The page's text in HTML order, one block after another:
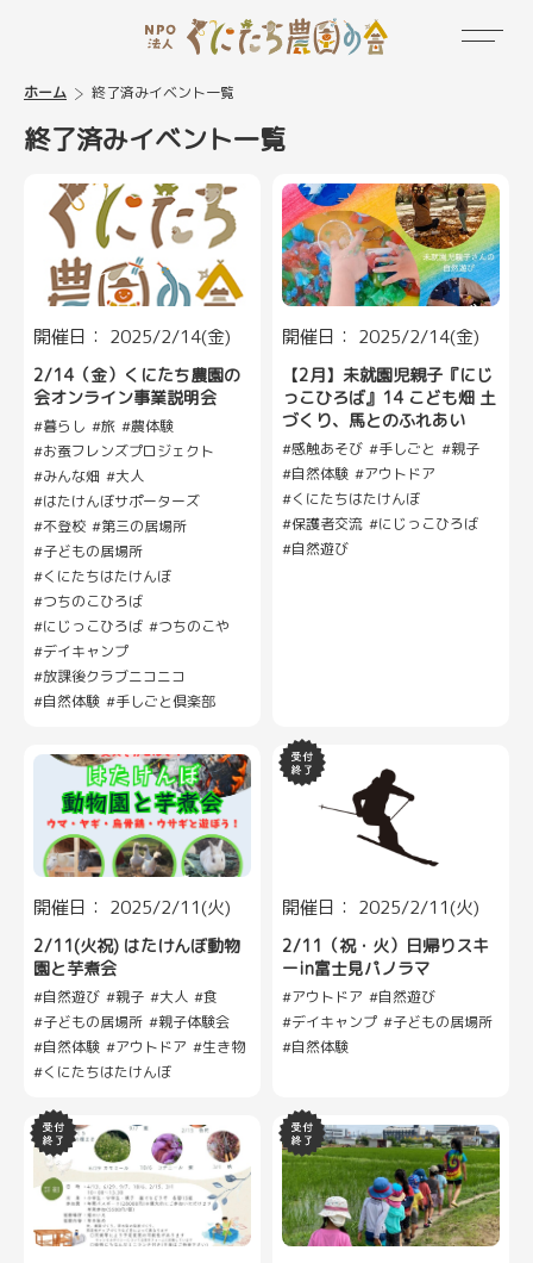
ホーム 終了済みイベント一覧
終了済みイベント一覧
開催日： 2025/2/14(金)
2/14（金）くにたち農園の
会オンライン事業説明会
暮らし 旅
農体験
お蚕フレンズプロジェクト
みんな畑
大人
はたけんぼサポーターズ
不登校
第三の居場所
子どもの居場所
くにたちはたけんぼ
つちのこひろば
にじっこひろば
つちのこや
デイキャンプ
放課後クラブニコニコ
自然体験
手しごと倶楽部
開催日： 2025/2/14(金)
【2月】未就園児親子『にじ
っこひろば』14 こども畑 土
づくり、馬とのふれあい
感触あそび 手しごと
親子
自然体験
アウトドア
くにたちはたけんぼ
保護者交流
にじっこひろば
自然遊び
開催日： 2025/2/11(火)
2/11(火祝) はたけんぼ動物
園と芋煮会
自然遊び 親子 大人
食
子どもの居場所
親子体験会
自然体験
アウトドア
生き物
くにたちはたけんぼ
開催日： 2025/2/11(火)
2/11（祝・火）日帰りスキ
ーin富士見パノラマ
アウトドア
自然遊び
デイキャンプ
子どもの居場所
自然体験